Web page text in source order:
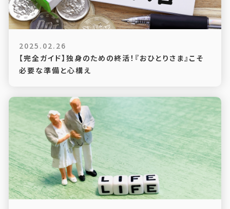
2025.02.26
【完全ガイド】独身のための終活！『おひとりさま』こそ
必要な準備と心構え